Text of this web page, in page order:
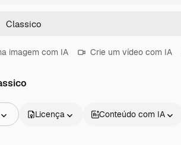
imagem com IA Crie um vídeo com IA
Licença Conteúdo com IA